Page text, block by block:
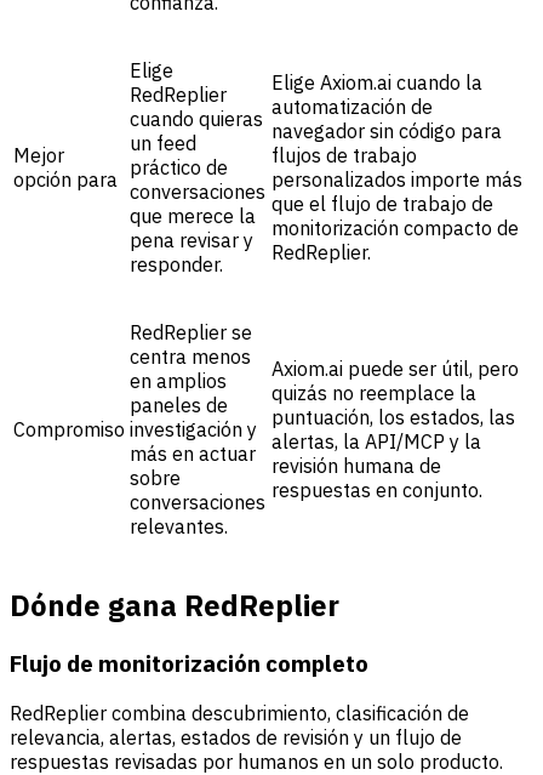
Mejor
opción para
Elige
RedReplier
cuando quieras
un feed
práctico de
conversaciones
que merece la
pena revisar y
responder.
Elige Axiom.ai cuando la
automatización de
navegador sin código para
flujos de trabajo
personalizados importe más
que el flujo de trabajo de
monitorización compacto de
RedReplier.
Compromiso
RedReplier se
centra menos
en amplios
paneles de
investigación y
más en actuar
sobre
conversaciones
relevantes.
Axiom.ai puede ser útil, pero
quizás no reemplace la
puntuación, los estados, las
alertas, la API/MCP y la
revisión humana de
respuestas en conjunto.
Dónde gana RedReplier
Flujo de monitorización completo
RedReplier combina descubrimiento, clasificación de
relevancia, alertas, estados de revisión y un flujo de
respuestas revisadas por humanos en un solo producto.